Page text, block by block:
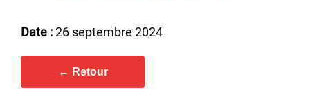
Date :26 septembre 2024
← Retour